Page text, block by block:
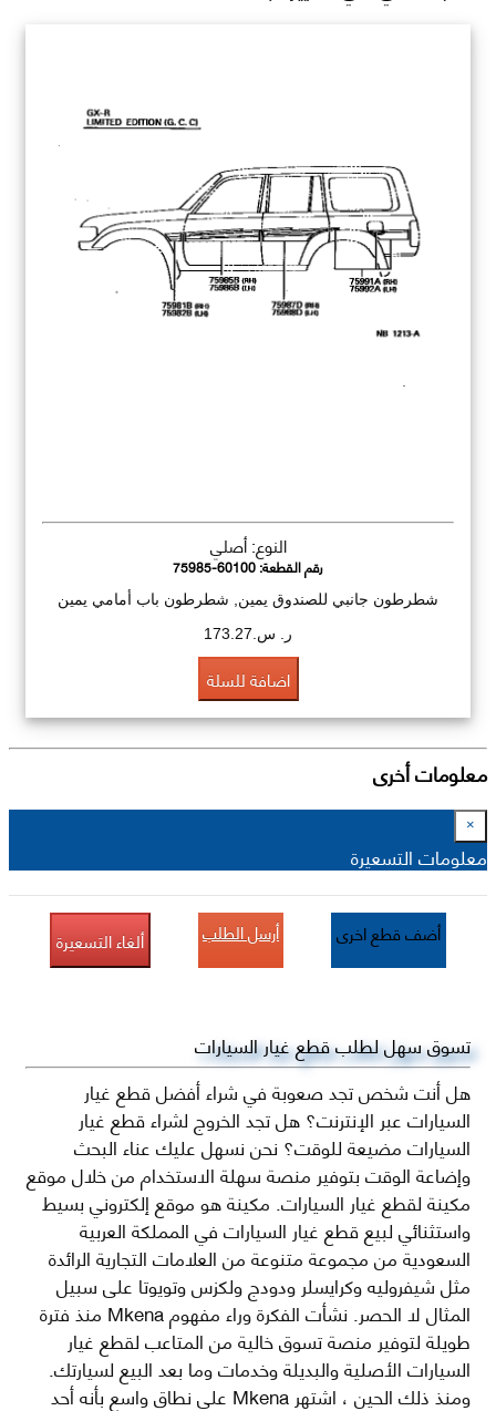
النوع: أصلي
رقم القطعة:75985-60100
شطرطون جانبي للصندوق يمين, شطرطون باب أمامي يمين
ر. س.173.27
اضافة للسلة
معلومات أخرى
×
معلومات التسعيرة
أضف قطع اخرى أرسل الطلب ألغاء التسعيرة
تسوق سهل لطلب قطع غيار السيارات
هل أنت شخص تجد صعوبة في شراء أفضل قطع غيار
السيارات عبر الإنترنت؟ هل تجد الخروج لشراء قطع غيار
السيارات مضيعة للوقت؟ نحن نسهل عليك عناء البحث
وإضاعة الوقت بتوفير منصة سهلة الاستخدام من خلال موقع
مكينة لقطع غيار السيارات. مكينة هو موقع إلكتروني بسيط
واستثنائي لبيع قطع غيار السيارات في المملكة العربية
السعودية من مجموعة متنوعة من العلامات التجارية الرائدة
مثل شيفروليه وكرايسلر ودودج ولكزس وتويوتا على سبيل
المثال لا الحصر. نشأت الفكرة وراء مفهوم Mkena منذ فترة
طويلة لتوفير منصة تسوق خالية من المتاعب لقطع غيار
السيارات الأصلية والبديلة وخدمات وما بعد البيع لسيارتك.
ومنذ ذلك الحين ، اشتهر Mkena على نطاق واسع بأنه أحد